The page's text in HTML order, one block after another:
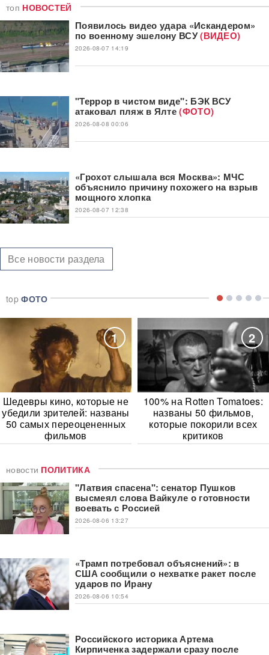
топ НОВОСТЕЙ
Появилось видео удара «Искандером»
по военному эшелону ВСУ(ВИДЕО)
2026-08-07 14:19
"Террор в чистом виде": БЭК ВСУ
атаковал пляж в Ялте(ФОТО)
2026-08-08 00:06
«Грохот слышала вся Москва»: МЧС
объяснило причину похожего на взрыв
мощного хлопка
2026-08-07 12:38
Все новости раздела
topФОТО
1
Шедевры кино, которые не
убедили зрителей: названы
50 самых переоцененных
фильмов
2
100% на Rotten Tomatoes:
названы 50 фильмов,
которые покорили всех
критиков
новости ПОЛИТИКА
"Латвия спасена": сенатор Пушков
высмеял слова Вайкуле о готовности
воевать с Россией
2026-08-06 13:27
«Трамп потребовал объяснений»: в
США сообщили о нехватке ракет после
ударов по Ирану
2026-08-06 10:54
Российского историка Артема
Кирпиченка задержали сразу после